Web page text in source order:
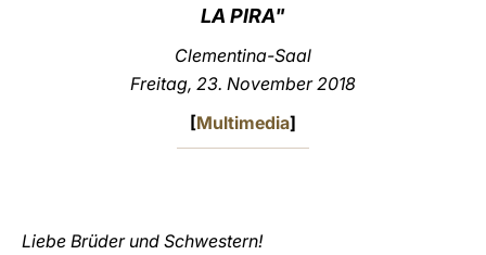
LA PIRA"
Clementina-Saal
Freitag, 23. November 2018
[Multimedia]
Liebe Brüder und Schwestern!